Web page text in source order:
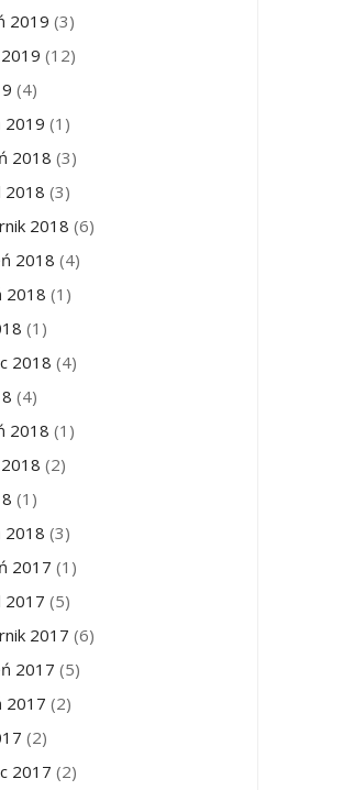
2019 (3)
(12)
(4)
2019 (1)
2018 (3)
2018 (3)
2018 (6)
2018 (4)
2018 (1)
(1)
2018 (4)
(4)
2018 (1)
(2)
(1)
2018 (3)
2017 (1)
2017 (5)
2017 (6)
2017 (5)
2017 (2)
(2)
2017 (2)